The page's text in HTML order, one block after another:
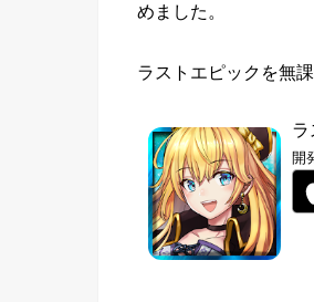
めました。
ラストエピックを無
ラ
開